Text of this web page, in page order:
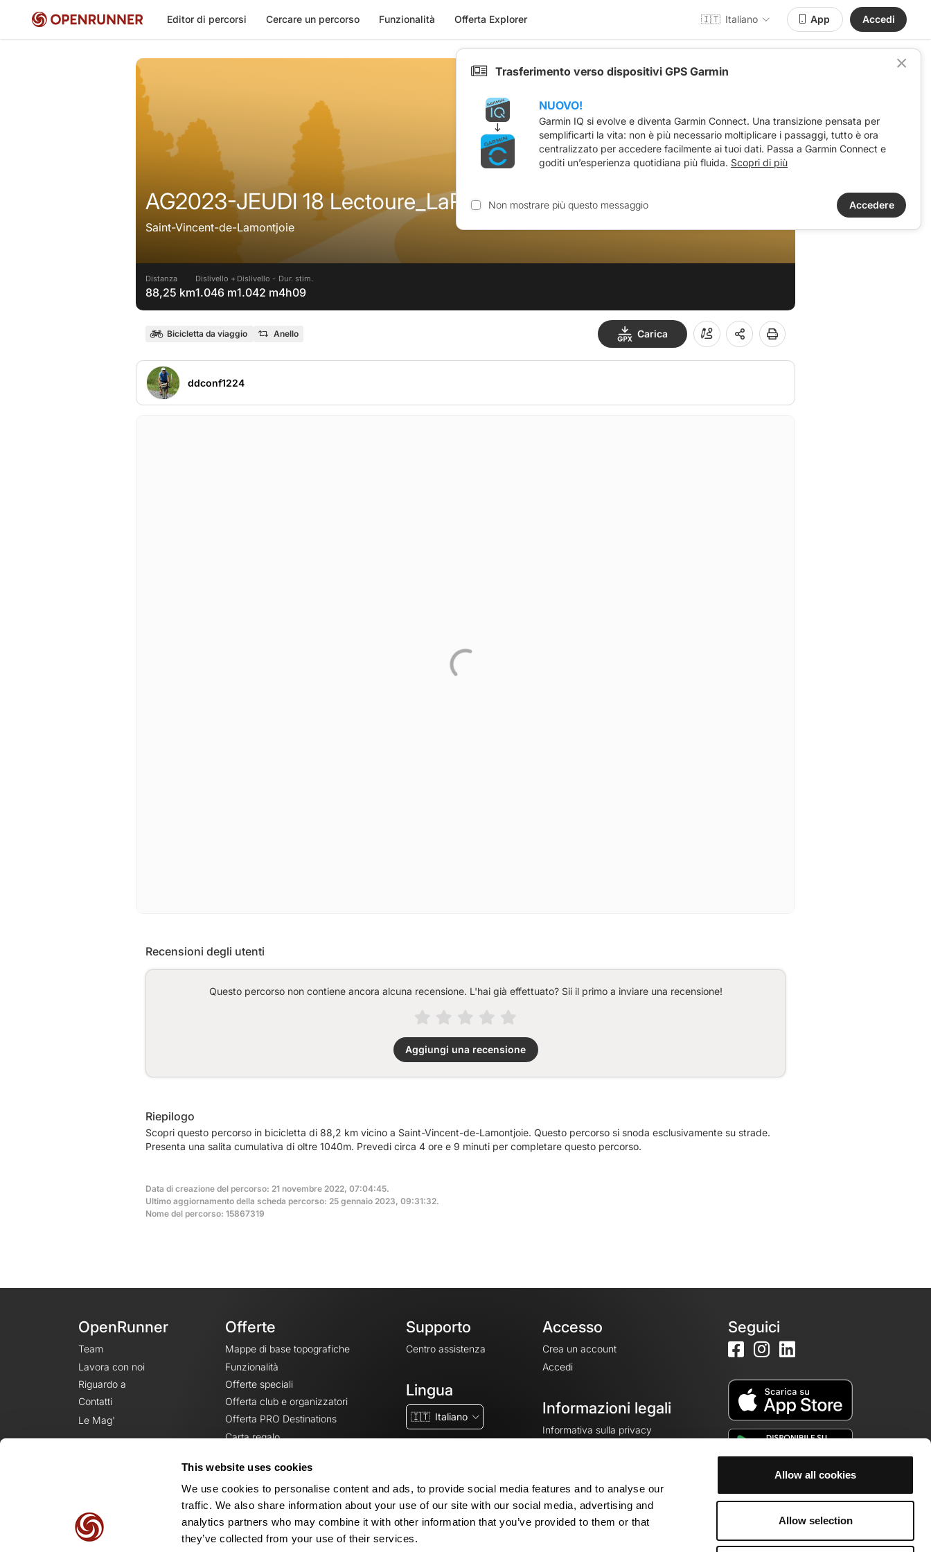
This website uses cookies
We use cookies to personalise content and ads, to provide social media features and to analyse our
traffic. We also share information about your use of our site with our social media, advertising and
analytics partners who may combine it with other information that you’ve provided to them or that
they’ve collected from your use of their services.
Allow all cookies
Allow selection
Editor di percorsi Cercare un percorso Funzionalità Offerta Explorer 🇮🇹 Italiano App Accedi
AG2023-JEUDI 18 Lectoure_LaRomieu
Saint-Vincent-de-Lamontjoie
Distanza
88,25 km
Dislivello +
1.046 m
Dislivello -
1.042 m
Dur. stim.
4h09
Bicicletta da viaggio Anello Carica
ddconf1224
Recensioni degli utenti
Questo percorso non contiene ancora alcuna recensione. L'hai già effettuato? Sii il primo a inviare una recensione!
Aggiungi una recensione
Riepilogo
Scopri questo percorso in bicicletta di 88,2 km vicino a Saint-Vincent-de-Lamontjoie. Questo percorso si snoda esclusivamente su strade.
Presenta una salita cumulativa di oltre 1040m. Prevedi circa 4 ore e 9 minuti per completare questo percorso.
Data di creazione del percorso: 21 novembre 2022, 07:04:45.
Ultimo aggiornamento della scheda percorso: 25 gennaio 2023, 09:31:32.
Nome del percorso: 15867319
OpenRunner
Team
Lavora con noi
Riguardo a
Contatti
Le Mag'
Offerte
Mappe di base topografiche
Funzionalità
Offerte speciali
Offerta club e organizzatori
Offerta PRO Destinations
Carta regalo
Supporto
Centro assistenza
Lingua
🇮🇹 Italiano
Accesso
Crea un account
Accedi
Informazioni legali
Informativa sulla privacy
Impostazioni dei cookie
Seguici
Trasferimento verso dispositivi GPS Garmin
NUOVO!
Garmin IQ si evolve e diventa Garmin Connect. Una transizione pensata per
semplificarti la vita: non è più necessario moltiplicare i passaggi, tutto è ora
centralizzato per accedere facilmente ai tuoi dati. Passa a Garmin Connect e
goditi un’esperienza quotidiana più fluida. Scopri di più
Non mostrare più questo messaggio Accedere